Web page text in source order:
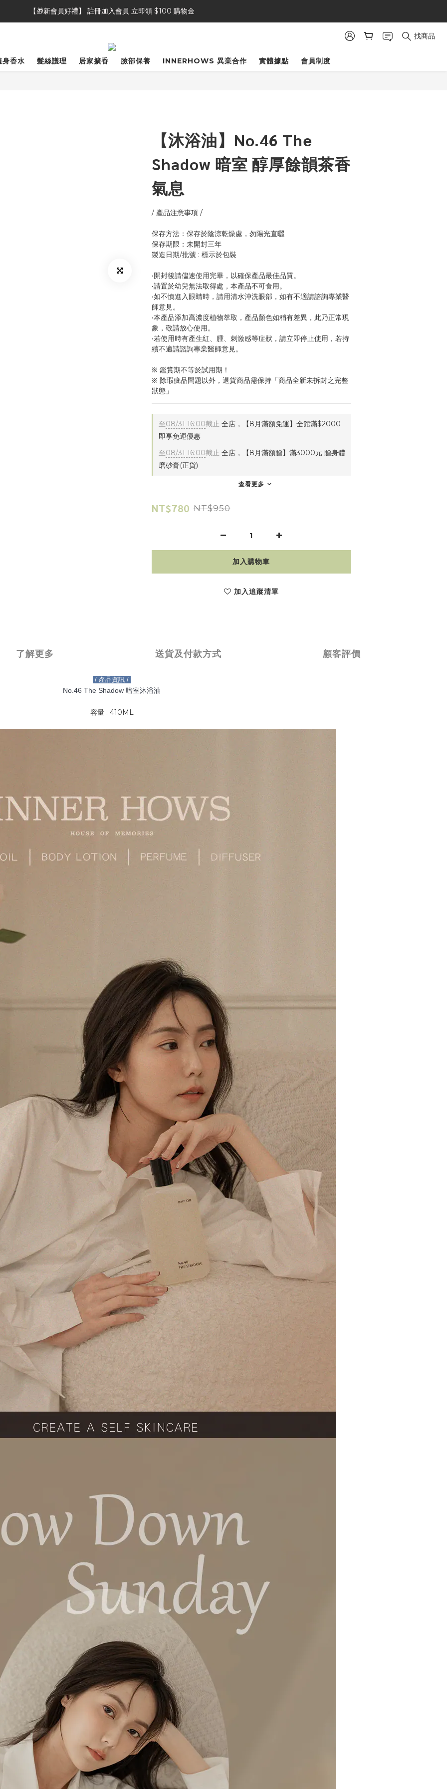
【🎁新會員好禮】 註冊加入會員 立即領 $100 購物金
【🎁新會員好禮】 註冊加入會員 立即領 $100 購物金
【⭐商品評論】完成商品評論，即可獲得 20 點會員點數
找商品
身香水 髮絲護理 居家擴香 臉部保養 INNERHOWS 異業合作 實體據點 會員制度
【沐浴油】No.46 The
Shadow 暗室 醇厚餘韻茶香
氣息
/ 產品注意事項 /
保存方法：保存於陰涼乾燥處，勿陽光直曬
保存期限：未開封三年
製造日期/批號 : 標示於包裝
•開封後請儘速使用完畢，以確保產品最佳品質。
•請置於幼兒無法取得處，本產品不可食用。
•如不慎進入眼睛時，請用清水沖洗眼部，如有不適請諮詢專業醫
師意見。
•本產品添加高濃度植物萃取，產品顏色如稍有差異，此乃正常現
象，敬請放心使用。
•若使用時有產生紅、腫、刺激感等症狀，請立即停止使用，若持
續不適請諮詢專業醫師意見。
※ 鑑賞期不等於試用期！
※ 除瑕疵品問題以外，退貨商品需保持「商品全新未拆封之完整
狀態」
至08/31 16:00截止 全店，【8月滿額免運】全館滿$2000
即享免運優惠
至08/31 16:00截止 全店，【8月滿額贈】滿3000元 贈身體
磨砂膏(正貨)
查看更多
NT$780 NT$950
加入購物車
加入追蹤清單
了解更多 送貨及付款方式 顧客評價
/ 產品資訊 /
No.46 The Shadow 暗室沐浴油
容量 : 410ML